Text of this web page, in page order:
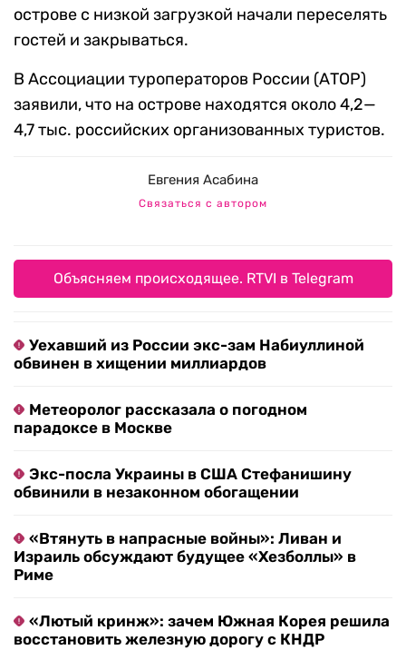
острове с низкой загрузкой начали переселять
гостей и закрываться.
В Ассоциации туроператоров России (АТОР)
заявили, что на острове находятся около 4,2—
4,7 тыс. российских организованных туристов.
Евгения Асабина
Связаться с автором
Объясняем происходящее. RTVI в Telegram
Уехавший из России экс-зам Набиуллиной
обвинен в хищении миллиардов
Метеоролог рассказала о погодном
парадоксе в Москве
Экс-посла Украины в США Стефанишину
обвинили в незаконном обогащении
«Втянуть в напрасные войны»: Ливан и
Израиль обсуждают будущее «Хезболлы» в
Риме
«Лютый кринж»: зачем Южная Корея решила
восстановить железную дорогу с КНДР